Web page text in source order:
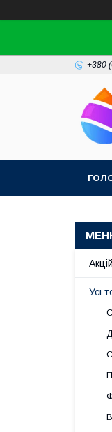
+380
Усі